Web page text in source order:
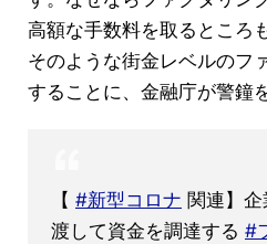
高額な手数料を取るところ
そのような街金レベルのフ
することに、金融庁が警鐘
【 #新型コロナ 関連】
渡して資金を調達する #